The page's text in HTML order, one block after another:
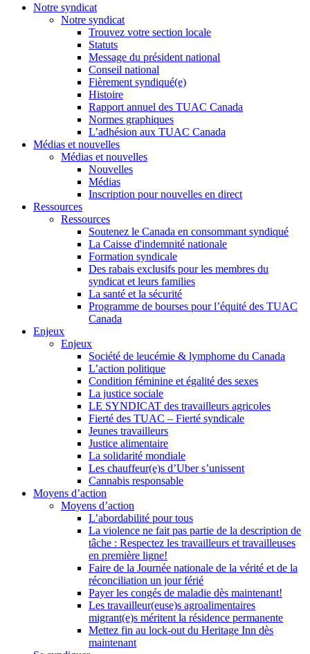
Notre syndicat
Notre syndicat
Trouvez votre section locale
Statuts
Message du président national
Conseil national
Fièrement syndiqué(e)
Histoire
Rapport annuel des TUAC Canada
Normes graphiques
L’adhésion aux TUAC Canada
Médias et nouvelles
Médias et nouvelles
Nouvelles
Médias
Inscription pour nouvelles en direct
Ressources
Ressources
Soutenez le Canada en consommant syndiqué
La Caisse d'indemnité nationale
Formation syndicale
Des rabais exclusifs pour les membres du
syndicat et leurs families
La santé et la sécurité
Programme de bourses pour l’équité des TUAC
Canada
Enjeux
Enjeux
Société de leucémie & lymphome du Canada
L’action politique
Condition féminine et égalité des sexes
La justice sociale
LE SYNDICAT des travailleurs agricoles
Fierté des TUAC – Fierté syndicale
Jeunes travailleurs
Justice alimentaire
La solidarité mondiale
Les chauffeur(e)s d’Uber s’unissent
Cannabis responsable
Moyens d’action
Moyens d’action
L’abordabilité pour tous
La violence ne fait pas partie de la description de
tâche : Respectez les travailleurs et travailleuses
en première ligne!
Faire de la Journée nationale de la vérité et de la
réconciliation un jour férié
Payer les congés de maladie dès maintenant!
Les travailleur(euse)s agroalimentaires
migrant(e)s méritent la résidence permanente
Mettez fin au lock-out du Heritage Inn dès
maintenant